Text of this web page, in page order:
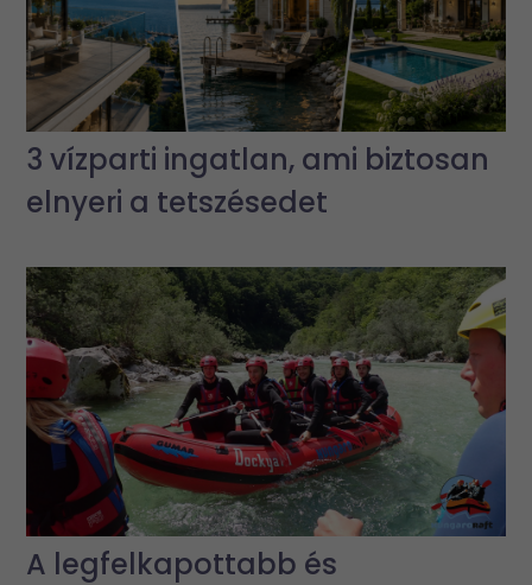
3 vízparti ingatlan, ami biztosan
elnyeri a tetszésedet
A legfelkapottabb és